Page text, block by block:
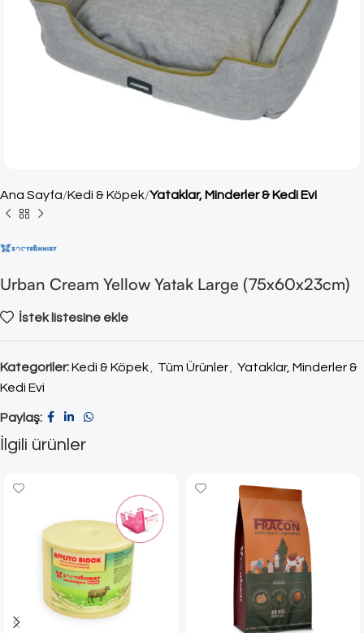
Ana Sayfa Kedi & Köpek Yataklar, Minderler & Kedi Evi
Urban Cream Yellow Yatak Large (75x60x23cm)
İstek listesine ekle
Kategoriler:Kedi & Köpek Tüm Ürünler
Yataklar, Minderler &
Kedi Evi
Paylaş:
İlgili ürünler